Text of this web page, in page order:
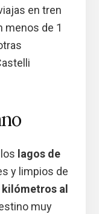
en tren
menos de 1
lagos de
y limpios de
kilómetros al
muy